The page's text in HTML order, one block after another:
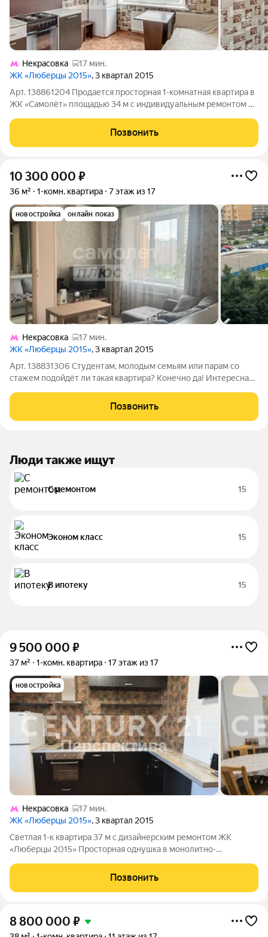
Некрасовка
17 мин.
ЖК «Люберцы 2015», 3 квартал 2015
Арт. 138861204 Продается просторная 1-комнатная квартира в
ЖК «Самолёт» площадью 34 м с индивидуальным ремонтом на
место для семейных
Позвонить
10 300 000 ₽
36 м² 1-комн. квартира 7 этаж из 17
новостройка онлайн показ
Некрасовка
17 мин.
ЖК «Люберцы 2015», 3 квартал 2015
Арт. 138831306 Студентам, молодым семьям или парам со
стажем подойдёт ли такая квартира? Конечно да! Интересная
образованием. Однокомнатная квартира превращена в
евродвукомнатную. Ремонт
Позвонить
Люди также ищут
С ремонтом 15
Эконом класс 15
В ипотеку 15
9 500 000 ₽
37 м² 1-комн. квартира 17 этаж из 17
новостройка
Некрасовка
17 мин.
ЖК «Люберцы 2015», 3 квартал 2015
Светлая 1-к квартира 37 м с дизайнерским ремонтом ЖК
«Люберцы 2015» Просторная однушка в монолитно-
планировка: кухня 10 м, жилая комната 19,5 м, высокие потолки
Позвонить
8 800 000 ₽